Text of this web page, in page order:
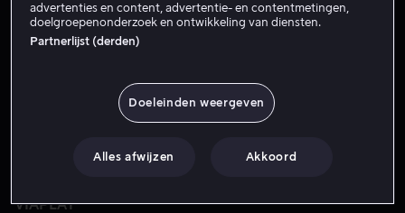
VIAPLAY
advertenties en content, advertentie- en contentmetingen,
doelgroepenonderzoek en ontwikkeling van diensten.
Partnerlijst (derden)
Doeleinden weergeven
Alles afwijzen Akkoord